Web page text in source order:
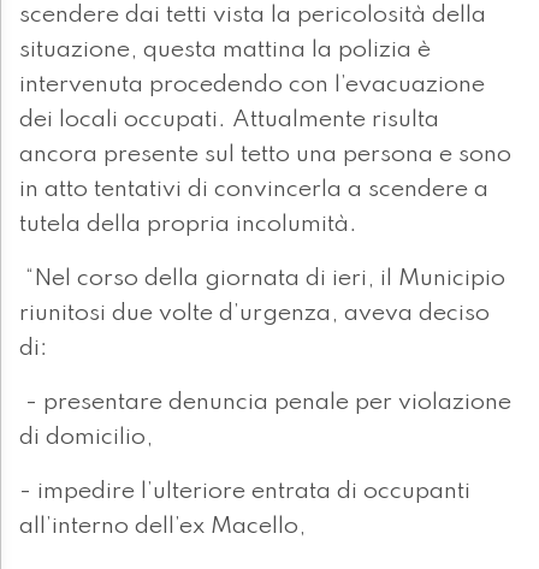
scendere dai tetti vista la pericolosità della
situazione, questa mattina la polizia è
intervenuta procedendo con l’evacuazione
dei locali occupati. Attualmente risulta
ancora presente sul tetto una persona e sono
in atto tentativi di convincerla a scendere a
tutela della propria incolumità.
“Nel corso della giornata di ieri, il Municipio
riunitosi due volte d’urgenza, aveva deciso
di:
- presentare denuncia penale per violazione
di domicilio,
- impedire l’ulteriore entrata di occupanti
all’interno dell’ex Macello,